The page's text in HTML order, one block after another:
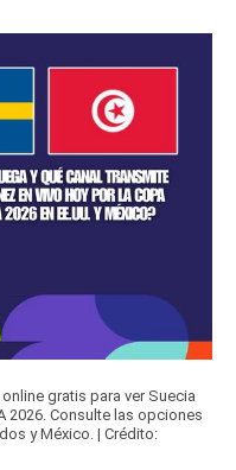
gratis para ver Suecia
2026. Consulte las opciones
y México. | Crédito: